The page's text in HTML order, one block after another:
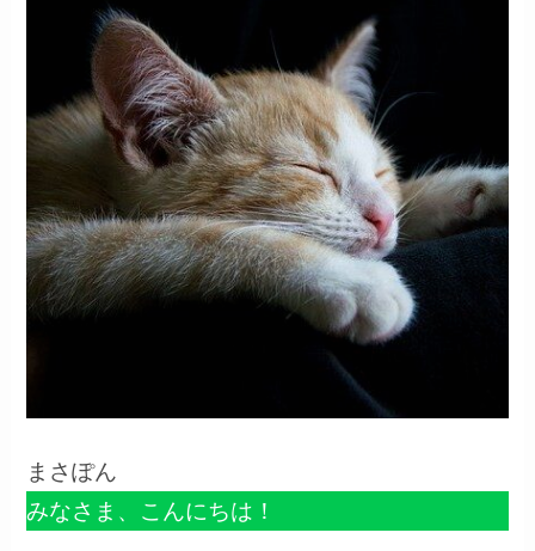
まさぽん
みなさま、こんにちは！